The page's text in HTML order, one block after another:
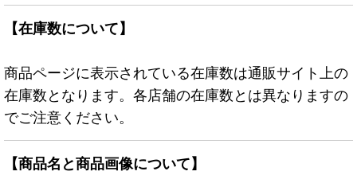
【在庫数について】
商品ページに表示されている在庫数は通販サイト上の
在庫数となります。各店舗の在庫数とは異なりますの
でご注意ください。
【商品名と商品画像について】